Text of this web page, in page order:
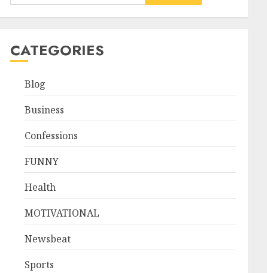
CATEGORIES
Blog
Business
Confessions
FUNNY
Health
MOTIVATIONAL
Newsbeat
Sports